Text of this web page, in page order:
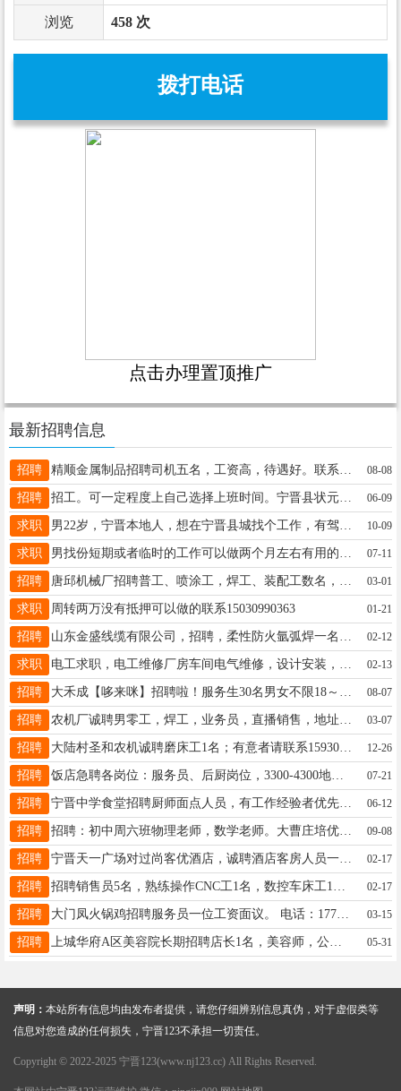
浏览 458 次
拨打电话
点击办理置顶推广
最新招聘信息
招聘 08-08
招聘 招工。可一定程度上自己选择上班时间。宁晋县状元路实验一小对过至臻烧饼。电话15227337800 06-09
求职 10-09
求职 07-11
招聘 03-01
求职 周转两万没有抵押可以做的联系15030990363 01-21
招聘 02-12
求职 02-13
招聘 08-07
招聘 03-07
招聘 大陆村圣和农机诚聘磨床工1名；有意者请联系15930499740 12-26
招聘 饭店急聘各岗位：服务员、后厨岗位，3300-4300地址晶龙街吉祥路交口有意者联系： 18533081071 07-21
招聘 宁晋中学食堂招聘厨师面点人员，有工作经验者优先，联系电话15032450290 06-12
招聘 招聘：初中周六班物理老师，数学老师。大曹庄培优教育。电话13400191545微信同号。联系人：陈老师 09-08
招聘 宁晋天一广场对过尚客优酒店，诚聘酒店客房人员一名，待遇优厚有节假日，联系人王店长17733964678 02-17
招聘 02-17
招聘 大门凤火锅鸡招聘服务员一位工资面议。 电话：17731446612 03-15
招聘 上城华府A区美容院长期招聘店长1名，美容师，公休4天，底薪+高提成+奖金，有无经验均可，带薪培训。咨询电话15532917630 05-31
声明： 本站所有信息均由发布者提供，请您仔细辨别信息真伪，对于虚假类等
信息对您造成的任何损失，宁晋123不承担一切责任。
Copyright © 2022-2025 宁晋123(www.nj123.cc) All Rights Reserved.